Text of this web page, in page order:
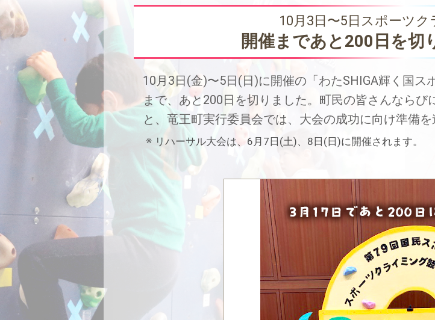
10月3日〜5日スポーツ
開催まであと200日を切
10月3日(金)〜5日(日)に開催の「わたSHIGA輝く国ス
まで、あと200日を切りました。町民の皆さんならび
と、竜王町実行委員会では、大会の成功に向け準備を
リハーサル大会は、6月7日(土)、8日(日)に開催されます。